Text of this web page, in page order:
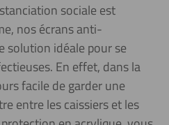
sociale est
nos écrans anti-
idéale pour se
En effet, dans la
facile de garder une
entre les caissiers et les